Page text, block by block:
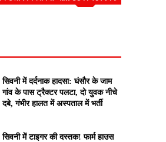
सिवनी में दर्दनाक हादसा: घंसौर के जाम
गांव के पास ट्रैक्टर पलटा, दो युवक नीचे
दबे, गंभीर हालत में अस्पताल में भर्ती
सिवनी में टाइगर की दस्तक! फार्म हाउस